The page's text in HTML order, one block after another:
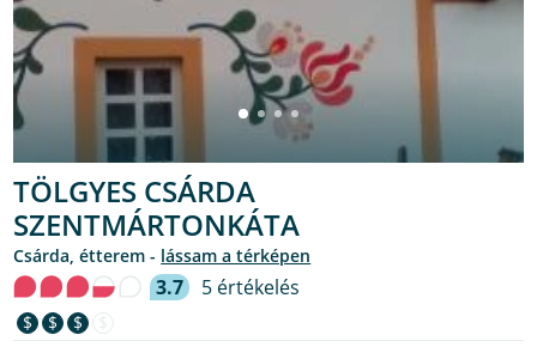
TÖLGYES CSÁRDA
SZENTMÁRTONKÁTA
csárda, étterem - lássam a térképen
3.7 5 értékelés
$ $ $